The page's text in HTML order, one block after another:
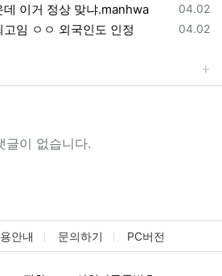
등록일
04.02
이거 정상 맞냐.manhwa
등록일
04.02
임 ㅇㅇ 외국인도 인정
글이 없습니다.
안내 문의하기 PC버전